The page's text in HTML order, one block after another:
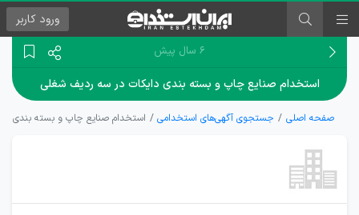
ورود کاربر
۶ سال پیش
استخدام صنایع چاپ و بسته بندی دایکات در سه ردیف شغلی
صفحه اصلی جستجوی آگهی‌های استخدامی استخدام صنایع چاپ و بسته بندی